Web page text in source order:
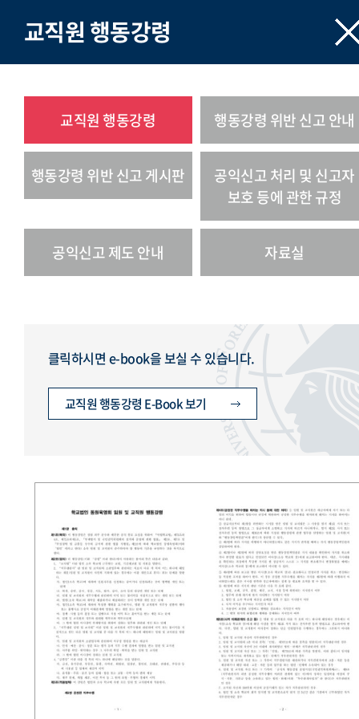
교직원 행동강령
교직원 행동강령 행동강령 위반 신고 안내
행동강령 위반 신고 게시판
공익신고 처리 및 신고자
보호 등에 관한 규정
공익신고 제도 안내 자료실
클릭하시면 e-book을 보실 수 있습니다.
교직원 행동강령 E-Book 보기